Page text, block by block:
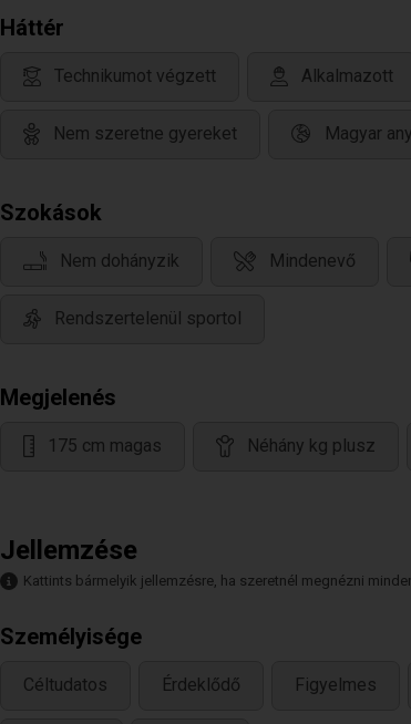
Háttér
Technikumot végzett Alkalmazott
Nem szeretne gyereket Magyar
Szokások
Nem dohányzik Mindenevő
Rendszertelenül sportol
Megjelenés
175 cm magas Néhány kg plusz
Jellemzése
Kattints bármelyik jellemzésre, ha szeretnél megnézni
Személyisége
Céltudatos Érdeklődő Figyelmes